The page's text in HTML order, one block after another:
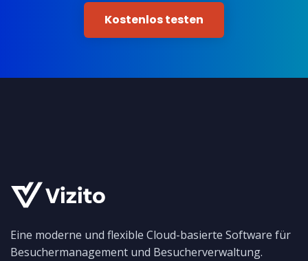
Kostenlos testen
Eine moderne und flexible Cloud-basierte Software für
Besuchermanagement und Besucherverwaltung.